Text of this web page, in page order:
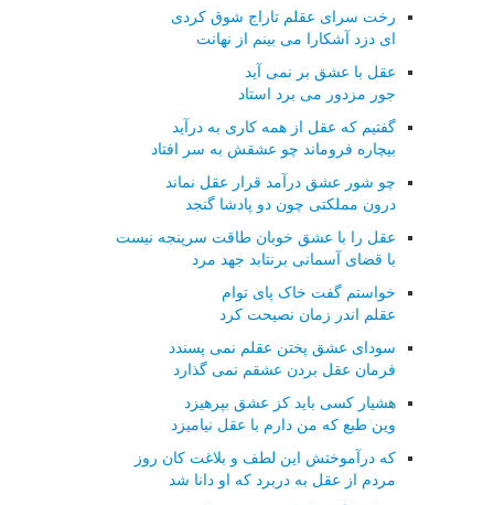
رخت سرای عقلم تاراج شوق کردی
ای دزد آشکارا می بینم از نهانت
عقل با عشق بر نمی آید
جور مزدور می برد استاد
گفتیم که عقل از همه کاری به درآید
بیچاره فروماند چو عشقش به سر افتاد
چو شور عشق درآمد قرار عقل نماند
درون مملکتی چون دو پادشا گنجد
عقل را با عشق خوبان طاقت سرپنجه نیست
با قضای آسمانی برنتابد جهد مرد
خواستم گفت خاک پای توام
عقلم اندر زمان نصیحت کرد
سودای عشق پختن عقلم نمی پسندد
فرمان عقل بردن عشقم نمی گذارد
هشیار کسی باید کز عشق بپرهیزد
وین طبع که من دارم با عقل نیامیزد
که درآموختش این لطف و بلاغت کان روز
مردم از عقل به دربرد که او دانا شد